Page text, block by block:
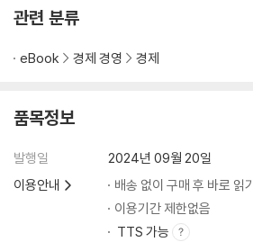
관련 분류
eBook 경제 경영 경제
품목정보
발행일
2024년 09월 20일
이용안내
배송 없이 구매 후 바로 읽기
이용기간 제한없음
TTS 가능